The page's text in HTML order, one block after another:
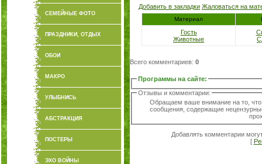
СЕМЕЙНЫЕ ФОТО
ПРАЗДНИКИ, ОТДЫХ
ОБОИ
МАКРО
УЛЫБНИСЬ
АБСТРАКЦИЯ
ПОСТЕРЫ
ЭХО ВОЙНЫ
Добавить в закладки Жаловаться на
Материал
Гость
Животные
Всего комментариев: 0
Программы на сайте:
Отзывы и комментарии:
Обращаем ваше внимание на то,
сообщения, содержащие
Добавлять комментарии
[